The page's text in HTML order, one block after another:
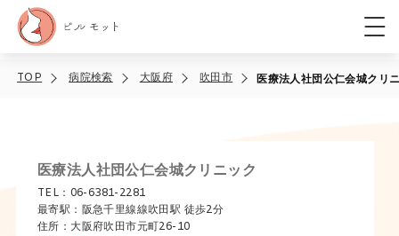
TOP 病院検索 大阪府 吹田市 医療法人社団公仁会城クリ
医療法人社団公仁会城クリニック
TEL：06-6381-2281
最寄駅：阪急千里線線吹田駅 徒歩2分
住所：大阪府吹田市元町26-10